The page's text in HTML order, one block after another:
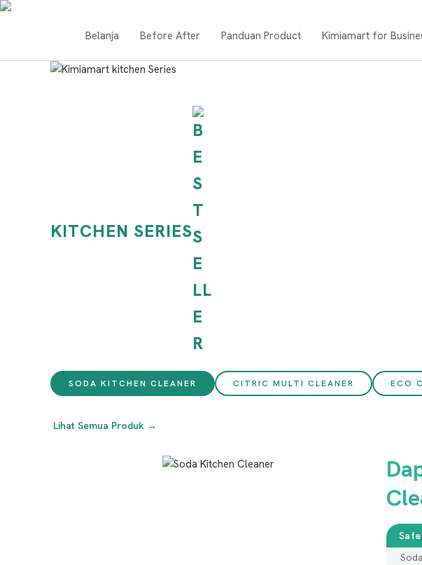
Lewati
Belanja Before After Panduan Product Kimiamart for
KITCHEN SERIES
SODA KITCHEN CLEANER CITRIC MULTI CLEANER ECO
Lihat Semua Produk →